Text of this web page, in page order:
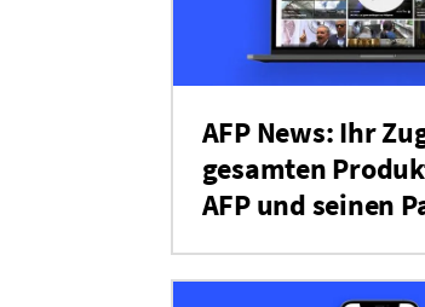
AFP News: Ihr
gesamten
AFP und seinen